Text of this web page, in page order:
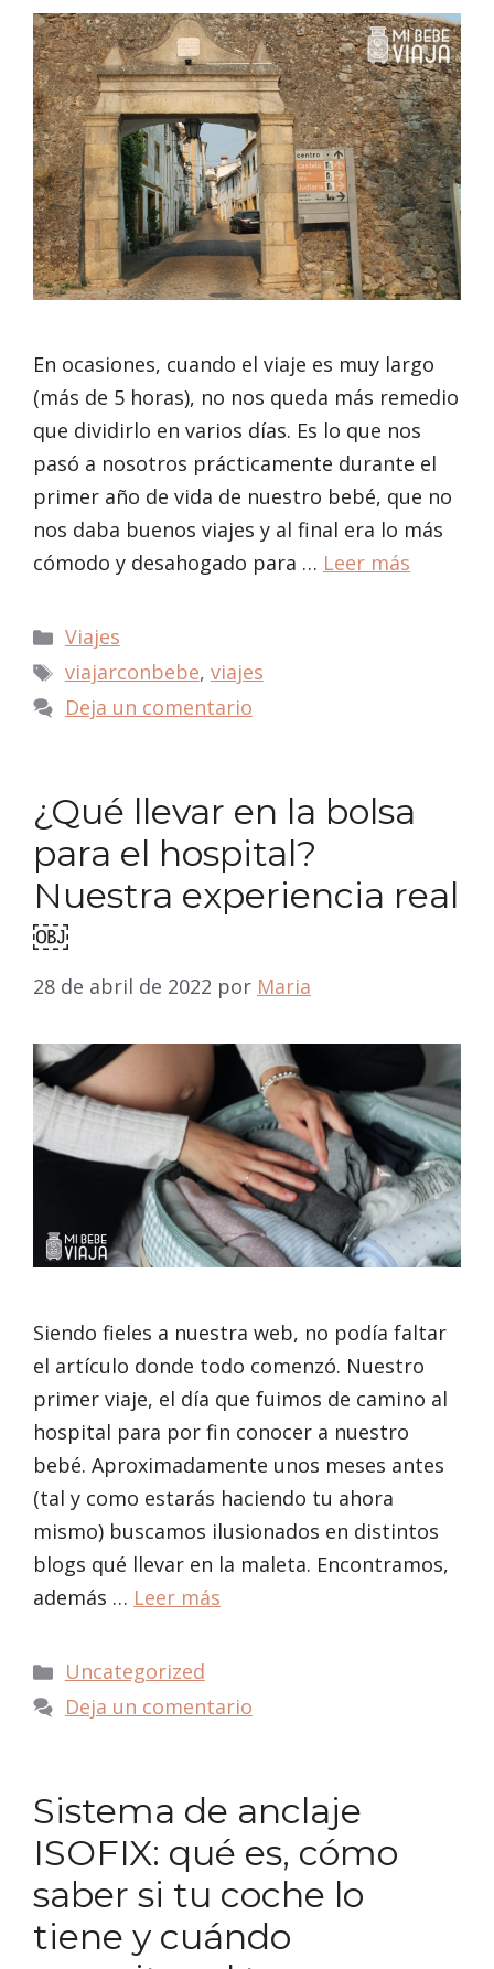
En ocasiones, cuando el viaje es muy largo
(más de 5 horas), no nos queda más remedio
que dividirlo en varios días. Es lo que nos
pasó a nosotros prácticamente durante el
primer año de vida de nuestro bebé, que no
nos daba buenos viajes y al final era lo más
cómodo y desahogado para … Leer más
Categorías
Viajes
Etiquetas
viajarconbebe, viajes
Deja un comentario
¿Qué llevar en la bolsa
para el hospital?
Nuestra experiencia real
￼
28 de abril de 2022 por Maria
Siendo fieles a nuestra web, no podía faltar
el artículo donde todo comenzó. Nuestro
primer viaje, el día que fuimos de camino al
hospital para por fin conocer a nuestro
bebé. Aproximadamente unos meses antes
(tal y como estarás haciendo tu ahora
mismo) buscamos ilusionados en distintos
blogs qué llevar en la maleta. Encontramos,
además … Leer más
Categorías
Uncategorized
Deja un comentario
Sistema de anclaje
ISOFIX: qué es, cómo
saber si tu coche lo
tiene y cuándo